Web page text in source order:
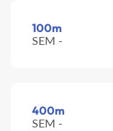
100m
SEM -
400m
SEM -